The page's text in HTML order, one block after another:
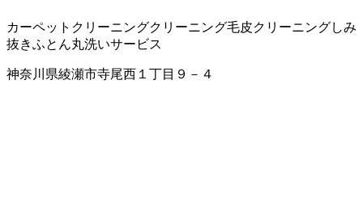
カーペットクリーニングクリーニング毛皮クリーニングしみ
抜きふとん丸洗いサービス
神奈川県綾瀬市寺尾西１丁目９－４